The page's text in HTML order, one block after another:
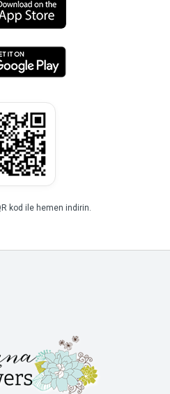
kod ile hemen indirin.